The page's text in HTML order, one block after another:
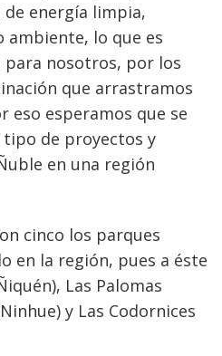
energía limpia,
ambiente, lo que es
para nosotros, por los
que arrastramos
eso esperamos que se
de proyectos y
en una región
cinco los parques
en la región, pues a éste
Las Palomas
y Las Codornices